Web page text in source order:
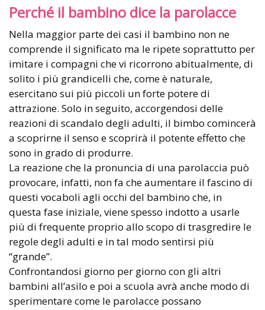
Perché il bambino dice la parolacce
Nella maggior parte dei casi il bambino non ne
comprende il significato ma le ripete soprattutto per
imitare i compagni che vi ricorrono abitualmente, di
solito i più grandicelli che, come è naturale,
esercitano sui più piccoli un forte potere di
attrazione. Solo in seguito, accorgendosi delle
reazioni di scandalo degli adulti, il bimbo comincerà
a scoprirne il senso e scoprirà il potente effetto che
sono in grado di produrre.
La reazione che la pronuncia di una parolaccia può
provocare, infatti, non fa che aumentare il fascino di
questi vocaboli agli occhi del bambino che, in
questa fase iniziale, viene spesso indotto a usarle
più di frequente proprio allo scopo di trasgredire le
regole degli adulti e in tal modo sentirsi più
“grande”.
Confrontandosi giorno per giorno con gli altri
bambini all’asilo e poi a scuola avrà anche modo di
sperimentare come le parolacce possano